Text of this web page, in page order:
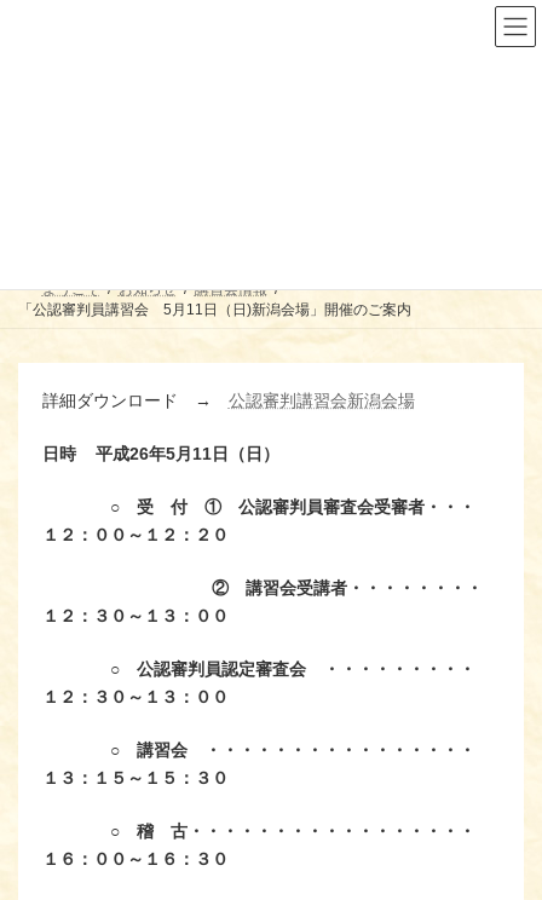
ようこそ お知らせ
講習会情報
「公認審判員講習会 5月11日（日)新潟会場」開催のご案内
詳細ダウンロード → 公認審判講習会新潟会場
日時 平成26年5月11日（日）
○ 受 付 ① 公認審判員審査会受審者・・・
１２：００～１２：２０
② 講習会受講者・・・・・・・・
１２：３０～１３：００
○ 公認審判員認定審査会 ・・・・・・・・・
１２：３０～１３：００
○ 講習会 ・・・・・・・・・・・・・・・・
１３：１５～１５：３０
○ 稽 古・・・・・・・・・・・・・・・・・
１６：００～１６：３０